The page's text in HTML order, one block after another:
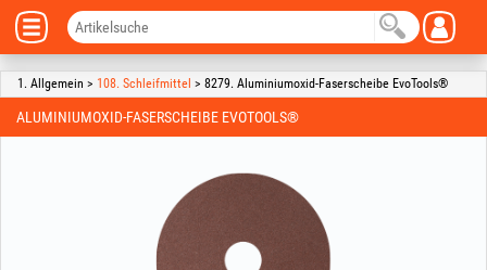
1. Allgemein > 108. Schleifmittel > 8279. Aluminiumoxid-Faserscheibe EvoTools®
ALUMINIUMOXID-FASERSCHEIBE EVOTOOLS®